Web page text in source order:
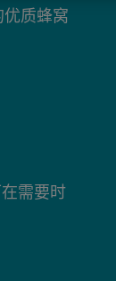
质蜂窝
需要时